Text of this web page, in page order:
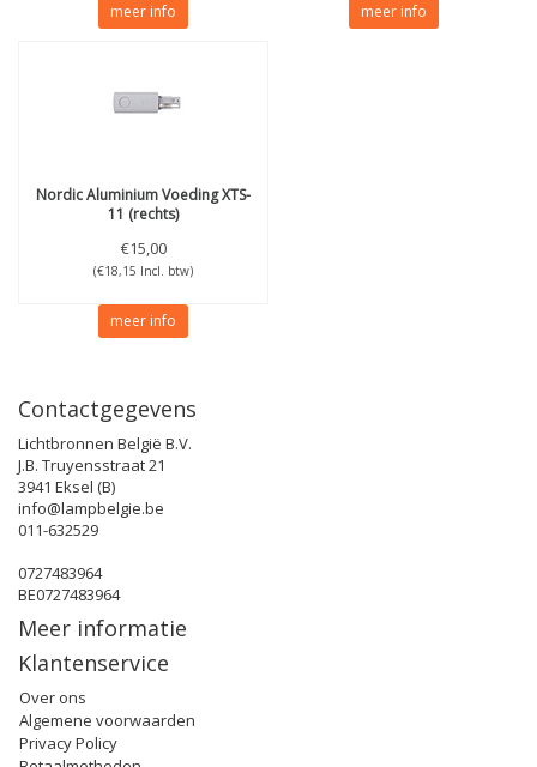
meer info meer info
Nordic AluminiumVoeding XTS-
11 (rechts)
€15,00
(€18,15 Incl. btw)
meer info
Contactgegevens
Lichtbronnen België B.V.
J.B. Truyensstraat 21
3941 Eksel (B)
info@lampbelgie.be
011-632529
0727483964
BE0727483964
Meer informatie
Klantenservice
Over ons
Algemene voorwaarden
Privacy Policy